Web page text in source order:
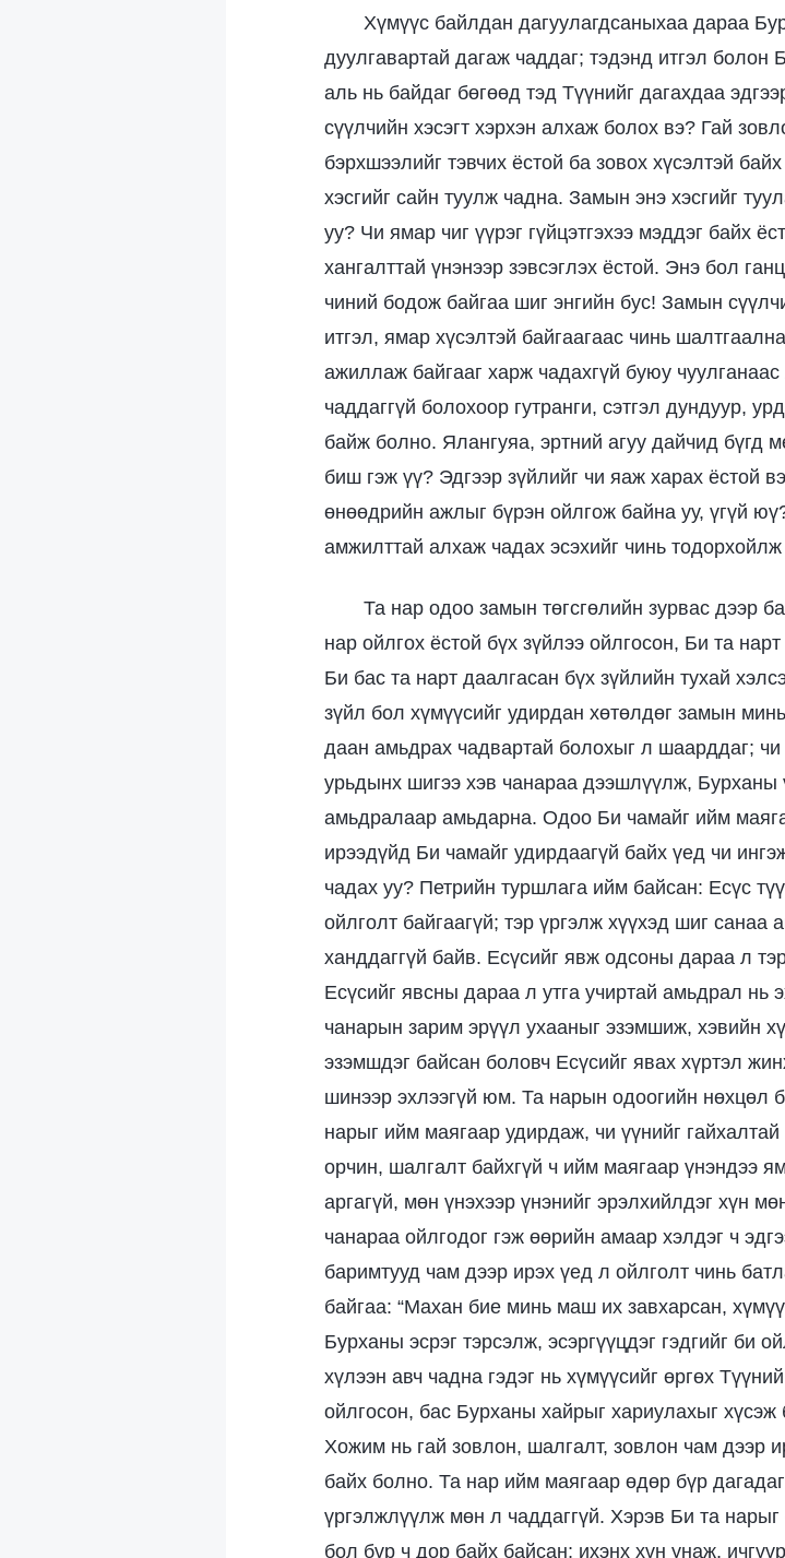
Хүмүүс байлдан дагуулагдсаныхаа дараа
дуулгавартай дагаж чаддаг; тэдэнд итгэл болон
аль нь байдаг бөгөөд тэд Түүнийг дагахдаа
сүүлчийн хэсэгт хэрхэн алхаж болох вэ? Гай
бэрхшээлийг тэвчих ёстой ба зовох хүсэлтэй
хэсгийг сайн туулж чадна. Замын энэ хэсгийг
уу? Чи ямар чиг үүрэг гүйцэтгэхээ мэддэг байх
хангалттай үнэнээр зэвсэглэх ёстой. Энэ бол
чиний бодож байгаа шиг энгийн бус! Замын
итгэл, ямар хүсэлтэй байгаагаас чинь
ажиллаж байгааг харж чадахгүй буюу
чаддаггүй болохоор гутранги, сэтгэл дундуур,
байж болно. Ялангуяа, эртний агуу дайчид бүгд
биш гэж үү? Эдгээр зүйлийг чи яаж харах ёстой
өнөөдрийн ажлыг бүрэн ойлгож байна уу, үгүй
амжилттай алхаж чадах эсэхийг чинь
Та нар одоо замын төгсгөлийн зурвас дээр
нар ойлгох ёстой бүх зүйлээ ойлгосон, Би та
Би бас та нарт даалгасан бүх зүйлийн тухай
зүйл бол хүмүүсийг удирдан хөтөлдөг замын
даан амьдрах чадвартай болохыг л шаарддаг; чи
урьдынх шигээ хэв чанараа дээшлүүлж, Бурханы
амьдралаар амьдарна. Одоо Би чамайг ийм
ирээдүйд Би чамайг удирдаагүй байх үед чи
чадах уу? Петрийн туршлага ийм байсан: Есүс
ойлголт байгаагүй; тэр үргэлж хүүхэд шиг
ханддаггүй байв. Есүсийг явж одсоны дараа л
Есүсийг явсны дараа л утга учиртай амьдрал нь
чанарын зарим эрүүл ухааныг эзэмшиж, хэвийн
эзэмшдэг байсан боловч Есүсийг явах хүртэл
шинээр эхлээгүй юм. Та нарын одоогийн нөхцөл
нарыг ийм маягаар удирдаж, чи үүнийг
орчин, шалгалт байхгүй ч ийм маягаар үнэндээ
аргагүй, мөн үнэхээр үнэнийг эрэлхийлдэг хүн
чанараа ойлгодог гэж өөрийн амаар хэлдэг ч
баримтууд чам дээр ирэх үед л ойлголт чинь
байгаа: “Махан бие минь маш их завхарсан,
Бурханы эсрэг тэрсэлж, эсэргүүцдэг гэдгийг би
хүлээн авч чадна гэдэг нь хүмүүсийг өргөх
ойлгосон, бас Бурханы хайрыг хариулахыг хүсэж
Хожим нь гай зовлон, шалгалт, зовлон чам дээр
байх болно. Та нар ийм маягаар өдөр бүр
үргэлжлүүлж мөн л чаддаггүй. Хэрэв Би та
бол бүр ч дор байх байсан; ихэнх хүн унаж,